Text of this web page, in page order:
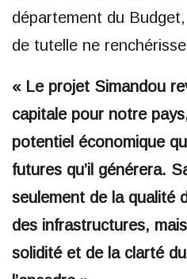
département du
de tutelle ne
« Le projet Simandou
capitale pour notre
potentiel économique
futures qu’il générera.
seulement de la qualité
des infrastructures,
solidité et de la clarté